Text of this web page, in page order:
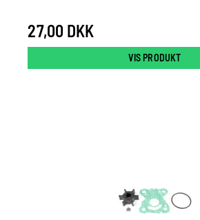
27,00 DKK
VIS PRODUKT